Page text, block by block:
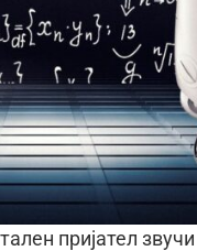
пријател